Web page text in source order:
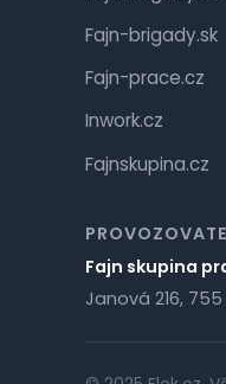
Fajn-brigady.sk
Fajn-prace.cz
Inwork.cz
Fajnskupina.cz
Fajn skupina
Janová 216, 755